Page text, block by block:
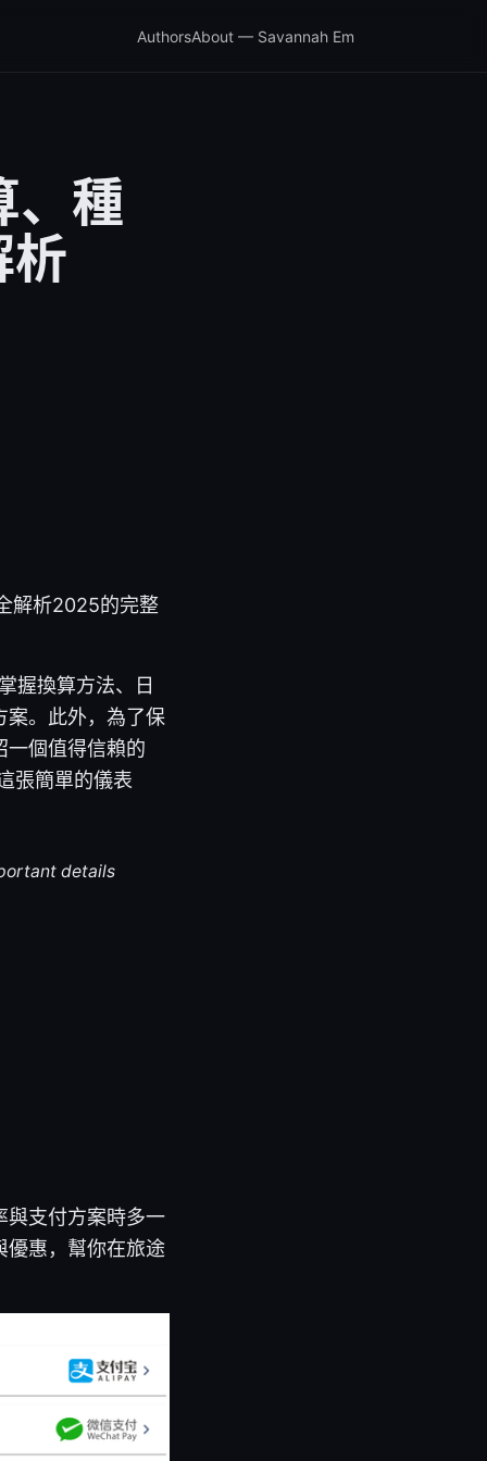
AuthorsAbout — Savannah Em
、種
析
解析2025的完整
握換算方法、日
案。此外，為了保
一個值得信賴的
張簡單的儀表
details
與支付方案時多一
優惠，幫你在旅途